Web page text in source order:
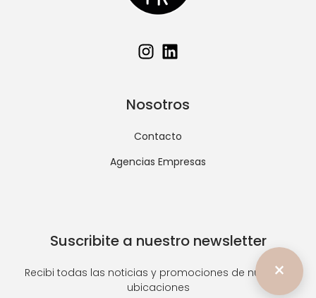
Nosotros
Contacto
Agencias Empresas
Suscribite a nuestro newsletter
Recibi todas las noticias y promociones de nuestras
ubicaciones
×